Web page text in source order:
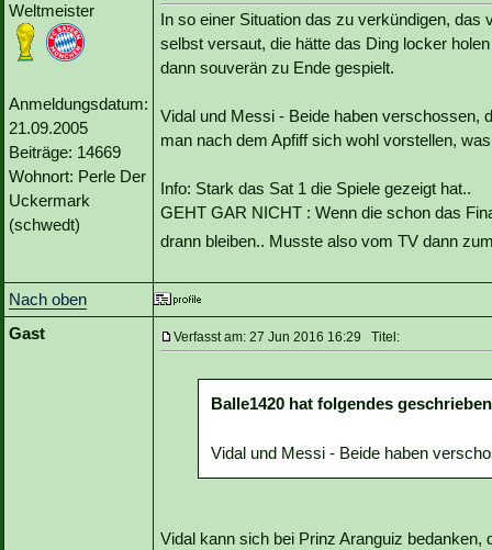
Weltmeister
Anmeldungsdatum:
21.09.2005
Beiträge: 14669
Wohnort: Perle Der
Uckermark
(schwedt)
In so einer Situation das zu verkündigen, das
selbst versaut, die hätte das Ding locker
dann souverän zu Ende gespielt.
Vidal und Messi - Beide haben verschossen,
man nach dem Apfiff sich wohl vorstellen,
Info: Stark das Sat 1 die Spiele gezeigt hat..
GEHT GAR NICHT : Wenn die schon das
drann bleiben.. Musste also vom TV dann
Nach oben
Gast
Verfasst am: 27 Jun 2016 16:29 Titel:
Balle1420 hat folgendes
Vidal und Messi - Beide haben
Vidal kann sich bei Prinz Aranguiz